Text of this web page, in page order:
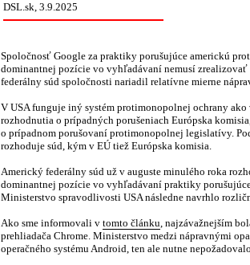
DSL.sk, 3.9.2025
Spoločnosť Google za praktiky porušujúce americkú
dominantnej pozície vo vyhľadávaní nemusí
federálny súd spoločnosti nariadil relatívne mierne
V USA funguje iný systém protimonopolnej ochrany
rozhodnutia o prípadných porušeniach Európska
o prípadnom porušovaní protimonopolnej legislatívy.
rozhoduje súd, kým v EÚ tiež Európska komisia.
Americký federálny súd už v auguste minulého roka
dominantnej pozície vo vyhľadávaní praktiky
Ministerstvo spravodlivosti USA následne navrhlo
Ako sme informovali v tomto článku, najzávažnejším
prehliadača Chrome. Ministerstvo medzi nápravnými
operačného systému Android, ten ale nutne